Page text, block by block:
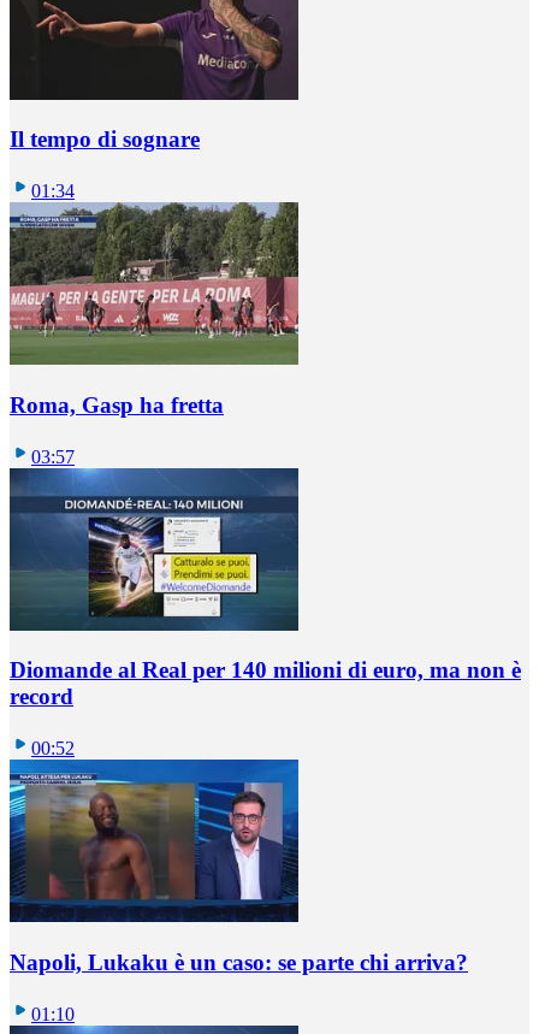
Il tempo di sognare
01:34
Roma, Gasp ha fretta
03:57
Diomande al Real per 140 milioni di euro, ma non è
record
00:52
Napoli, Lukaku è un caso: se parte chi arriva?
01:10